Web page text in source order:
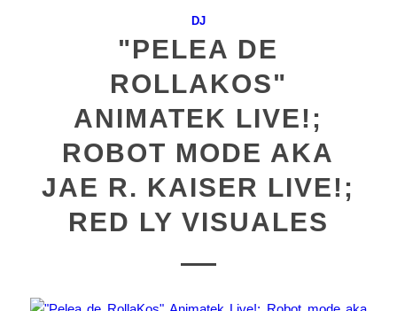
DJ
"PELEA DE
ROLLAKOS"
ANIMATEK LIVE!;
ROBOT MODE AKA
JAE R. KAISER LIVE!;
RED LY VISUALES